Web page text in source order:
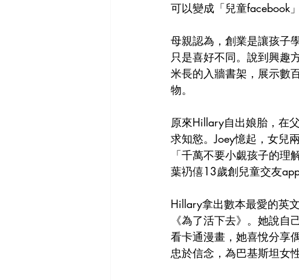
可以變成「兒童facebook
母親認為，創業是讓孩子
只是喜好不同。說到興趣
米長的入牆書架，展示數
物。
原來Hillary自出娘胎，在
求知慾。Joey憶起，女兒
「千萬不要小覷孩子的理
葉礽僖13歲創兒童交友
Hillary拿出數本最愛的英
《為了活下去》。她說
看卡通漫畫，她喜悅分享
忠於信念，為巴基斯坦女